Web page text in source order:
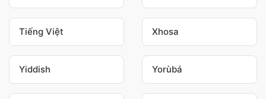
Tiếng Việt Xhosa
Yiddish Yorùbá